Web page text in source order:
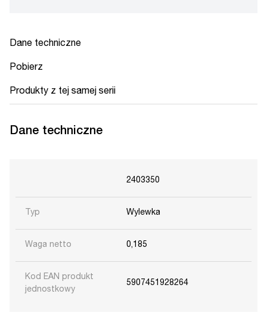
Dane techniczne
Pobierz
Produkty z tej samej serii
Dane techniczne
2403350
Typ Wylewka
Waga netto 0,185
Kod EAN produkt
jednostkowy
5907451928264